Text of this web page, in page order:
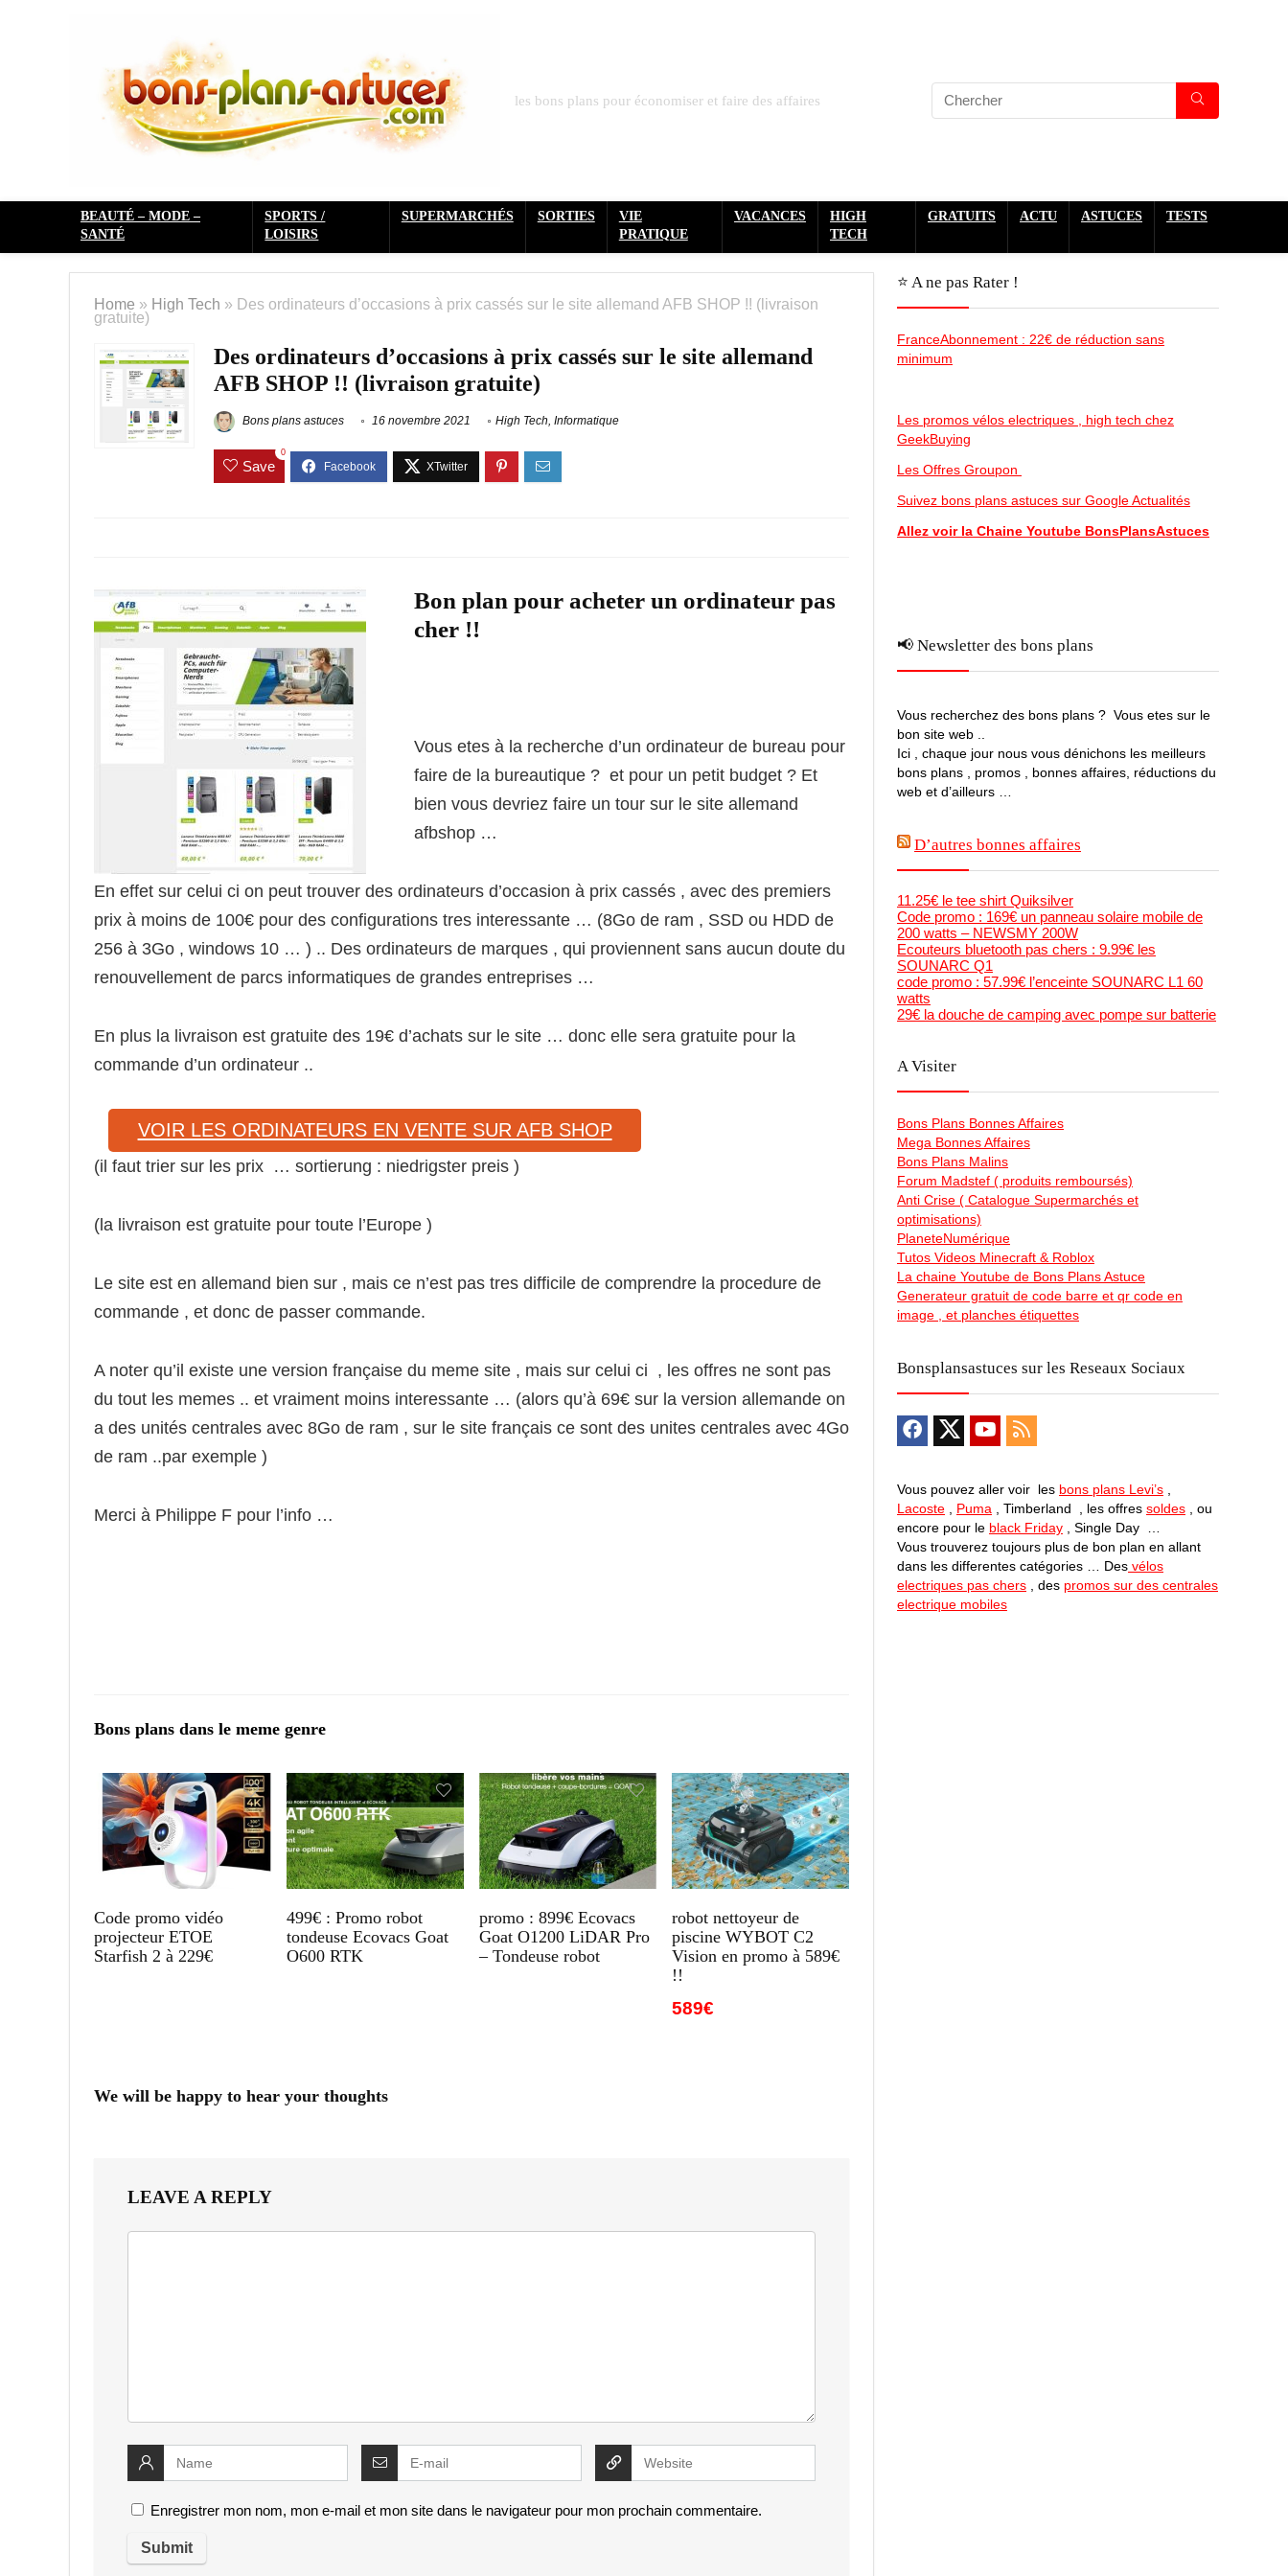
les bons plans pour économiser et faire des affaires
BEAUTÉ – MODE –
SANTÉ
SPORTS /
LOISIRS
SUPERMARCHÉS SORTIES
VIE
PRATIQUE
VACANCES
HIGH
TECH
GRATUITS ACTU ASTUCES TESTS
Home » High Tech » Des ordinateurs d’occasions à prix cassés sur le site allemand AFB SHOP !! (livraison
gratuite)
Des ordinateurs d’occasions à prix cassés sur le site allemand
AFB SHOP !! (livraison gratuite)
Bons plans astuces 16 novembre 2021 High Tech, Informatique
Save
0
Bon plan pour acheter un ordinateur pas
cher !!
Vous etes à la recherche d’un ordinateur de bureau pour
faire de la bureautique ? et pour un petit budget ? Et
bien vous devriez faire un tour sur le site allemand
afbshop …
En effet sur celui ci on peut trouver des ordinateurs d’occasion à prix cassés , avec des premiers
prix à moins de 100€ pour des configurations tres interessante … (8Go de ram , SSD ou HDD de
256 à 3Go , windows 10 … ) .. Des ordinateurs de marques , qui proviennent sans aucun doute du
renouvellement de parcs informatiques de grandes entreprises …
En plus la livraison est gratuite des 19€ d’achats sur le site … donc elle sera gratuite pour la
commande d’un ordinateur ..
VOIR LES ORDINATEURS EN VENTE SUR AFB SHOP
(il faut trier sur les prix … sortierung : niedrigster preis )
(la livraison est gratuite pour toute l’Europe )
Le site est en allemand bien sur , mais ce n’est pas tres difficile de comprendre la procedure de
commande , et donc de passer commande.
A noter qu’il existe une version française du meme site , mais sur celui ci , les offres ne sont pas
du tout les memes .. et vraiment moins interessante … (alors qu’à 69€ sur la version allemande on
a des unités centrales avec 8Go de ram , sur le site français ce sont des unites centrales avec 4Go
de ram ..par exemple )
Merci à Philippe F pour l’info …
Bons plans dans le meme genre
Code promo vidéo
projecteur ETOE
Starfish 2 à 229€
499€ : Promo robot
tondeuse Ecovacs Goat
O600 RTK
promo : 899€ Ecovacs
Goat O1200 LiDAR Pro
– Tondeuse robot
robot nettoyeur de
piscine WYBOT C2
Vision en promo à 589€
!!
589€
We will be happy to hear your thoughts
LEAVE A REPLY
Enregistrer mon nom, mon e-mail et mon site dans le navigateur pour mon prochain commentaire.
⭐️ A ne pas Rater !
FranceAbonnement : 22€ de réduction sans
minimum
Les promos vélos electriques , high tech chez
GeekBuying
Les Offres Groupon
Suivez bons plans astuces sur Google Actualités
Allez voir la Chaine Youtube BonsPlansAstuces
📢 Newsletter des bons plans
Vous recherchez des bons plans ? Vous etes sur le
bon site web ..
Ici , chaque jour nous vous dénichons les meilleurs
bons plans , promos , bonnes affaires, réductions du
web et d’ailleurs …
D’autres bonnes affaires
11.25€ le tee shirt Quiksilver
Code promo : 169€ un panneau solaire mobile de
200 watts – NEWSMY 200W
Ecouteurs bluetooth pas chers : 9.99€ les
SOUNARC Q1
code promo : 57.99€ l’enceinte SOUNARC L1 60
watts
29€ la douche de camping avec pompe sur batterie
A Visiter
Bons Plans Bonnes Affaires
Mega Bonnes Affaires
Bons Plans Malins
Forum Madstef ( produits remboursés)
Anti Crise ( Catalogue Supermarchés et
optimisations)
PlaneteNumérique
Tutos Videos Minecraft & Roblox
La chaine Youtube de Bons Plans Astuce
Generateur gratuit de code barre et qr code en
image , et planches étiquettes
Bonsplansastuces sur les Reseaux Sociaux
Vous pouvez aller voir les bons plans Levi’s
Lacoste
Puma , Timberland , les offres soldes , ou
encore pour le black Friday , Single Day …
Vous trouverez toujours plus de bon plan en allant
dans les differentes catégories … Des vélos
electriques pas chers , des promos sur des centrales
electrique mobiles